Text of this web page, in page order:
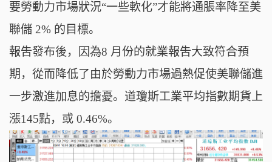
要勞動力市場狀況“一些軟化”才能將通脹率降至美
聯儲 2% 的目標。
報吿發布後，因為8 月份的就業報吿大致符合預
期，從而降低了由於勞動力市場過熱促使美聯儲進
一步激進加息的擔憂。道瓊斯工業平均指數期貨上
漲145點，或 0.46%。